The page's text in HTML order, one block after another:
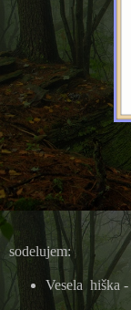
sodelujem:
Vesela hiška -